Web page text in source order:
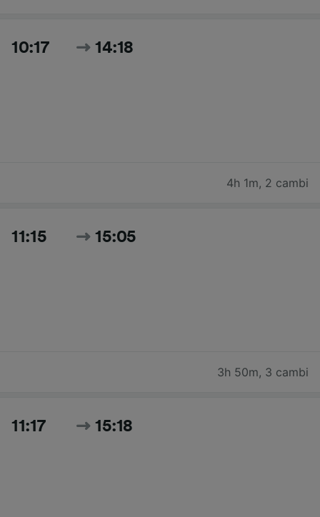
10:17 14:18
4h 1m, 2 cambi
11:15 15:05
3h 50m, 3 cambi
11:17 15:18